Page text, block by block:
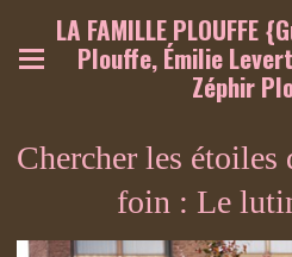
LA FAMILLE PLOUFFE
Plouffe, Émilie
Zéphir
Chercher les étoiles
foin : Le